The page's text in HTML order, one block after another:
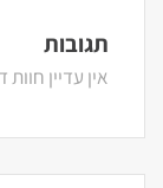
תגובות
אין עדיין